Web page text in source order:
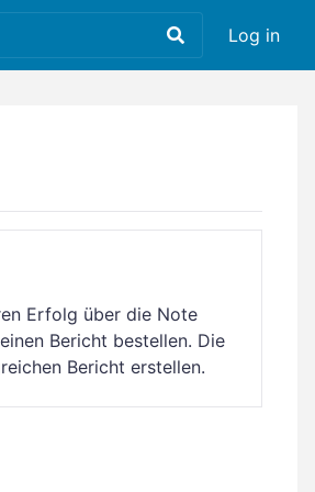
Log in
Erfolg über die Note
Bericht bestellen. Die
Bericht erstellen.